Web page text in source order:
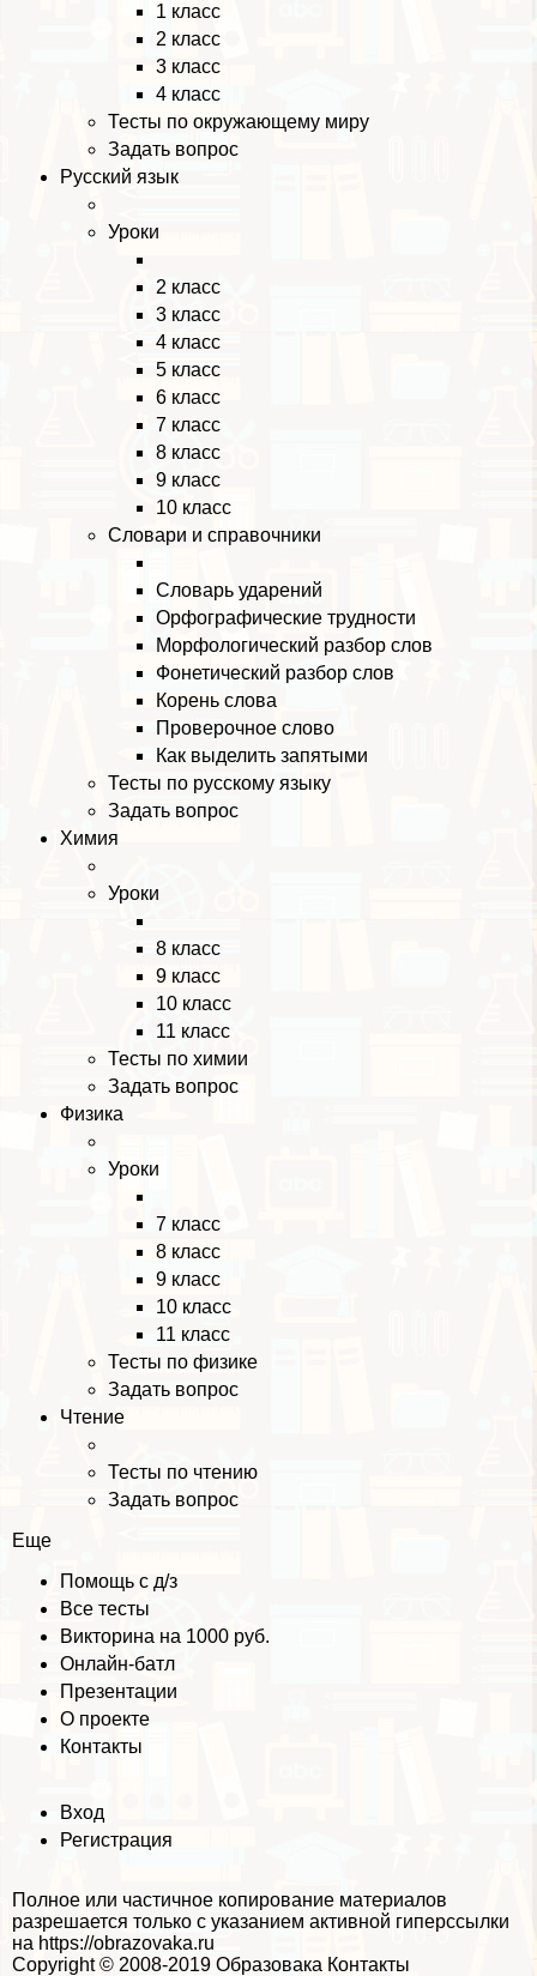
1 класс
2 класс
3 класс
4 класс
Тесты по окружающему миру
Задать вопрос
Русский язык
Уроки
2 класс
3 класс
4 класс
5 класс
6 класс
7 класс
8 класс
9 класс
10 класс
Словари и справочники
Словарь ударений
Орфографические трудности
Морфологический разбор слов
Фонетический разбор слов
Корень слова
Проверочное слово
Как выделить запятыми
Тесты по русскому языку
Задать вопрос
Химия
Уроки
8 класс
9 класс
10 класс
11 класс
Тесты по химии
Задать вопрос
Физика
Уроки
7 класс
8 класс
9 класс
10 класс
11 класс
Тесты по физике
Задать вопрос
Чтение
Тесты по чтению
Задать вопрос
Еще
Помощь с д/з
Все тесты
Викторина на 1000 руб.
Онлайн-батл
Презентации
О проекте
Контакты
Вход
Регистрация
Полное или частичное копирование материалов
разрешается только с указанием активной гиперссылки
на https://obrazovaka.ru
Copyright © 2008-2019 Образовака Контакты